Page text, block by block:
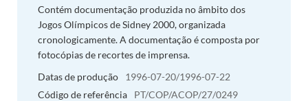
Contém documentação produzida no âmbito dos
Jogos Olímpicos de Sidney 2000, organizada
cronologicamente. A documentação é composta por
fotocópias de recortes de imprensa.
Datas de produção
1996-07-20/1996-07-22
Código de referência
PT/COP/ACOP/27/0249